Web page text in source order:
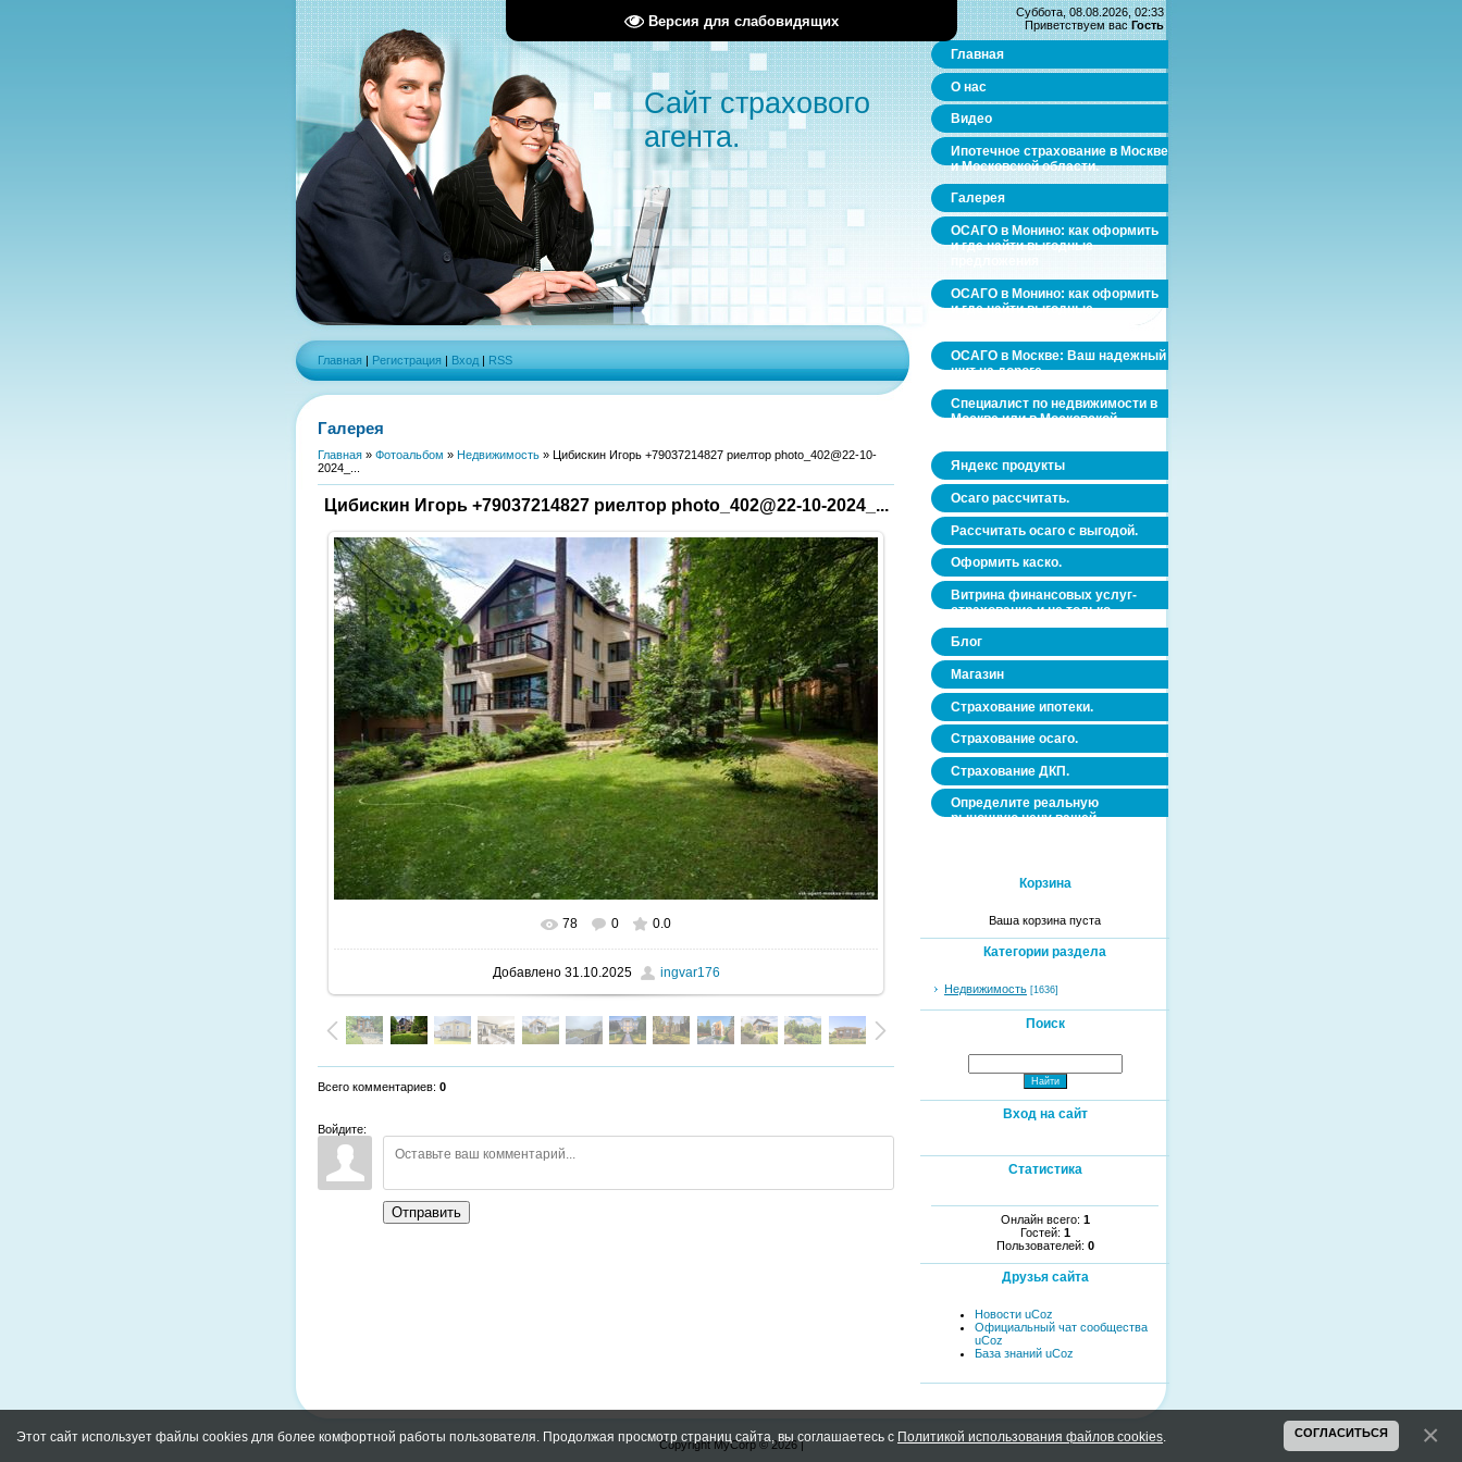
Версия для слабовидящих
Сайт страхового
агента.
Главная | Регистрация | Вход | RSS
Галерея
Главная » Фотоальбом » Недвижимость » Цибискин Игорь +79037214827 риелтор photo_402@22-10-
2024_...
Цибискин Игорь +79037214827 риелтор photo_402@22-10-2024_...
В реальном размере 1600x1067
78 0 0.0
Добавлено31.10.2025 ingvar176
Всего комментариев: 0
Войдите:
Отправить
Суббота, 08.08.2026, 02:33
Приветствуем вас Гость
Главная
О нас
Видео
Ипотечное страхование в Москве
и Московской области.
Галерея
ОСАГО в Монино: как оформить
и где найти выгодные
ОСАГО в Монино: как оформить
и где найти выгодные
ОСАГО в Москве: Ваш надежный
щит на дороге
Специалист по недвижимости в
Москве или в Московской
Яндекс продукты
Осаго рассчитать.
Рассчитать осаго с выгодой.
Оформить каско.
Витрина финансовых услуг-
страхование и не только.
Блог
Магазин
Страхование ипотеки.
Страхование осаго.
Страхование ДКП.
Определите реальную
рыночную цену вашей
Корзина
Ваша корзина пуста
Категории раздела
Недвижимость [1636]
Поиск
Вход на сайт
Статистика
Онлайн всего: 1
Гостей: 1
Пользователей: 0
Друзья сайта
Новости uCoz
Официальный чат сообщества
uCoz
База знаний uCoz
Copyright MyCorp © 2026|
Этот сайт использует файлы cookies для более комфортной работы пользователя. Продолжая просмотр страниц сайта, вы соглашаетесь с Политикой использования файлов cookies СОГЛАСИТЬСЯ